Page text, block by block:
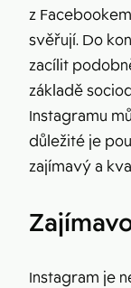
z
svěřují. Do
zacílit
základě
Instagramu
důležité je
zajímavý a
Instagram je